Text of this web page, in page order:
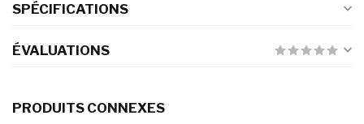
SPÉCIFICATIONS
ÉVALUATIONS
PRODUITS CONNEXES